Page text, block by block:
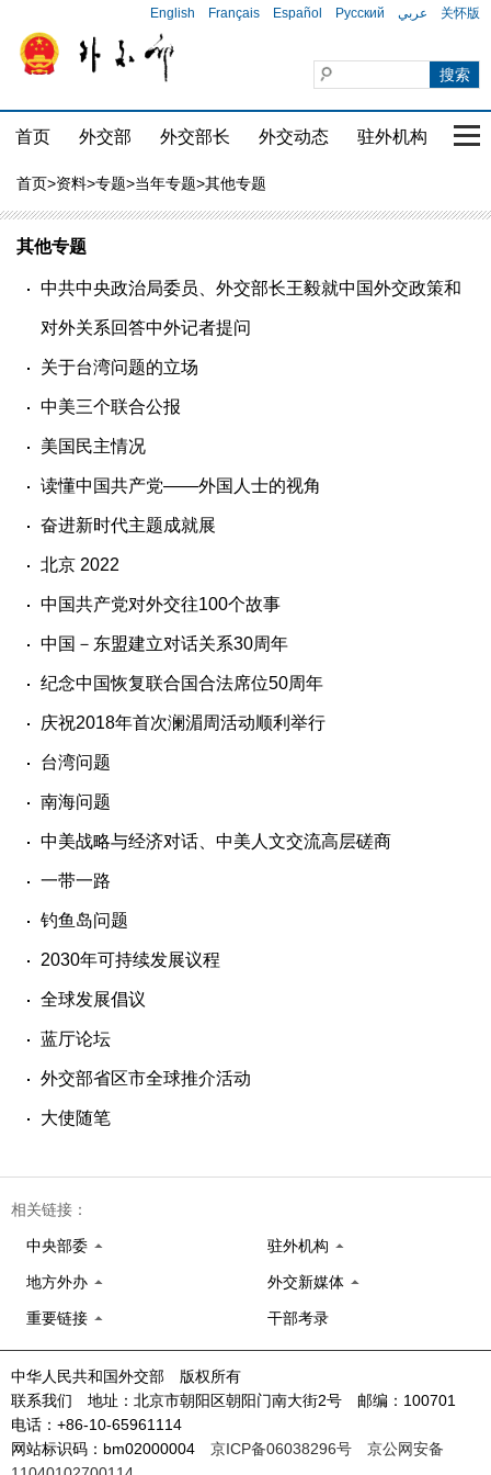
English Français Español Русский عربي 关怀版
首页 外交部 外交部长 外交动态 驻外机构 国
首页>资料>专题>当年专题>其他专题
其他专题
中共中央政治局委员、外交部长王毅就中国外交政策和
对外关系回答中外记者提问
关于台湾问题的立场
中美三个联合公报
美国民主情况
读懂中国共产党——外国人士的视角
奋进新时代主题成就展
北京 2022
中国共产党对外交往100个故事
中国－东盟建立对话关系30周年
纪念中国恢复联合国合法席位50周年
庆祝2018年首次澜湄周活动顺利举行
台湾问题
南海问题
中美战略与经济对话、中美人文交流高层磋商
一带一路
钓鱼岛问题
2030年可持续发展议程
全球发展倡议
蓝厅论坛
外交部省区市全球推介活动
大使随笔
相关链接：
中央部委 驻外机构
地方外办 外交新媒体
重要链接 干部考录
中华人民共和国外交部 版权所有
联系我们 地址：北京市朝阳区朝阳门南大街2号 邮编：100701
电话：+86-10-65961114
网站标识码：bm02000004 京ICP备06038296号
京公网安备